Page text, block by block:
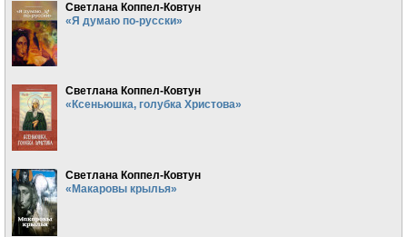
Светлана Коппел-Ковтун
«Я думаю по-русски»
Светлана Коппел-Ковтун
«Ксеньюшка, голубка Христова»
Светлана Коппел-Ковтун
«Макаровы крылья»